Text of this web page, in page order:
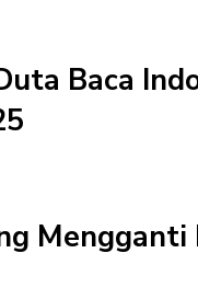
Baca
Mengganti